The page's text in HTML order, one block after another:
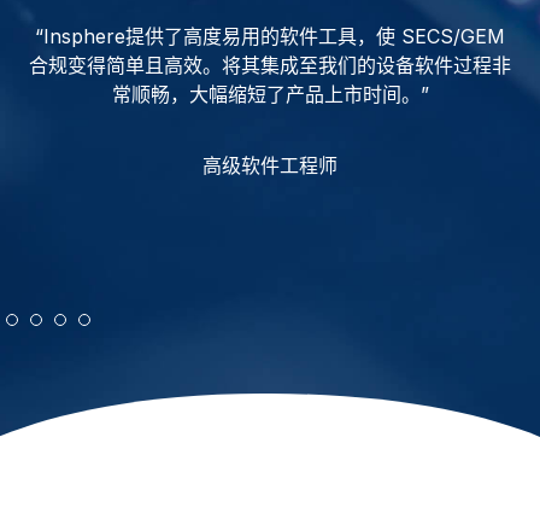
“Insphere提供了高度易用的软件工具，使 SECS/GEM
合规变得简单且高效。将其集成至我们的设备软件过程非
常顺畅，大幅缩短了产品上市时间。”
高级软件工程师
“